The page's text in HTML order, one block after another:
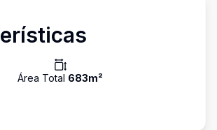
Área Total 683m²